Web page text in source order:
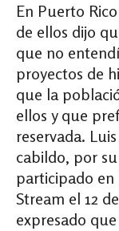
En Puerto
de ellos dijo
que no
proyectos de
que la
ellos y que
reservada.
cabildo, por
participado
Stream el 12
expresado